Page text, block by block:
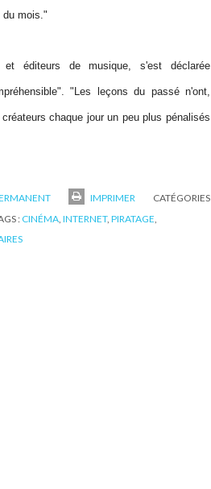
du mois."
et éditeurs de musique, s'est déclarée
"Les leçons du passé n'ont,
chaque jour un peu plus pénalisés
IMPRIMER
CATÉGORIES
: CINÉMA, INTERNET, PIRATAGE,